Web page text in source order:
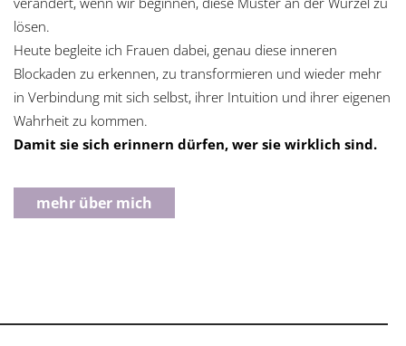
lösen.
Heute begleite ich Frauen dabei, genau diese inneren
Blockaden zu erkennen, zu transformieren und wieder mehr
in Verbindung mit sich selbst, ihrer Intuition und ihrer eigenen
Wahrheit zu kommen.
Damit sie sich erinnern dürfen, wer sie wirklich sind.
mehr über mich